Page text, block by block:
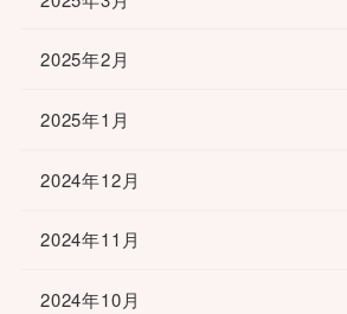
2025年2月
2025年1月
2024年12月
2024年11月
2024年10月